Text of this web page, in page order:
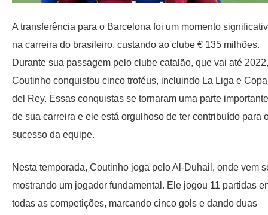
A transferência para o Barcelona foi um momento
na carreira do brasileiro, custando ao clube € 135 milhões.
Durante sua passagem pelo clube catalão, que vai até 2022,
Coutinho conquistou cinco troféus, incluindo La Liga e Copa
del Rey. Essas conquistas se tornaram uma parte importante
de sua carreira e ele está orgulhoso de ter contribuído para
sucesso da equipe.
Nesta temporada, Coutinho joga pelo Al-Duhail, onde vem
mostrando um jogador fundamental. Ele jogou 11 partidas
todas as competições, marcando cinco gols e dando duas